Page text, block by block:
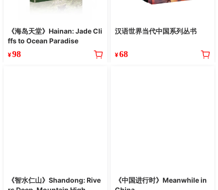
《海岛天堂》Hainan: Jade Cli
ffs to Ocean Paradise
¥98
汉语世界当代中国系列丛书
¥68
《智水仁山》Shandong: Rive
《中国进行时》Meanwhile in